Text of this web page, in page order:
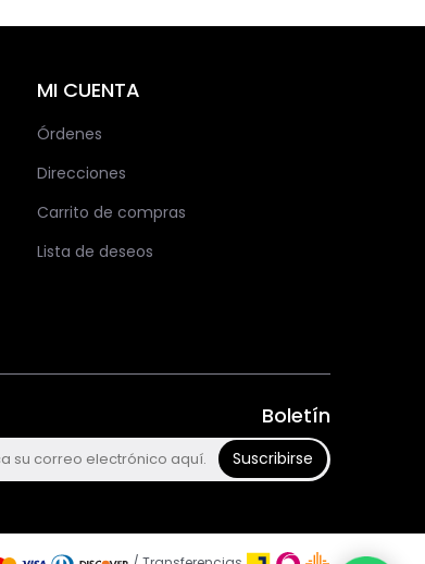
MI CUENTA
Órdenes
Direcciones
Carrito de compras
Lista de deseos
Boletín
Suscribirse